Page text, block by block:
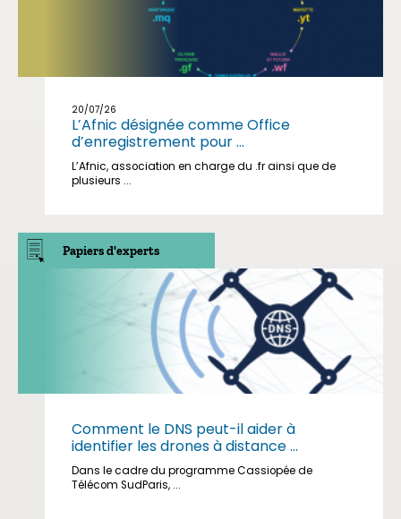
20/07/26
L’Afnic désignée comme Office
d’enregistrement pour ...
L’Afnic, association en charge du .fr ainsi que de
plusieurs ...
Papiers d'experts
Comment le DNS peut-il aider à
identifier les drones à distance ...
Dans le cadre du programme Cassiopée de
Télécom SudParis, ...